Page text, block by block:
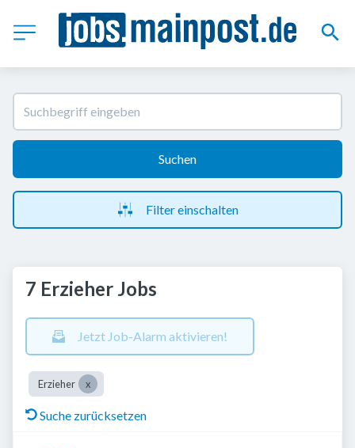
Suchen
Filter einschalten
7 Erzieher Jobs
Jetzt Job-Alarm aktivieren!
Erzieher
Suche zurücksetzen